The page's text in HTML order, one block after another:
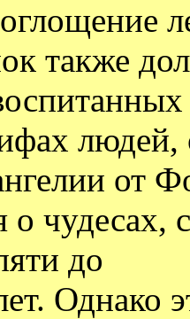
также
людей,
от
о
до
Однако